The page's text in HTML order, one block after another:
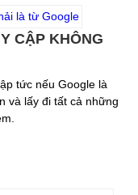
CẬP KHÔNG
tức nếu Google là
và lấy đi tất cả những